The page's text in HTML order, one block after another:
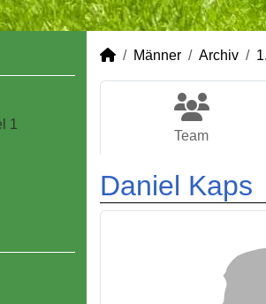
1
Männer Archiv
Team
Daniel Kaps